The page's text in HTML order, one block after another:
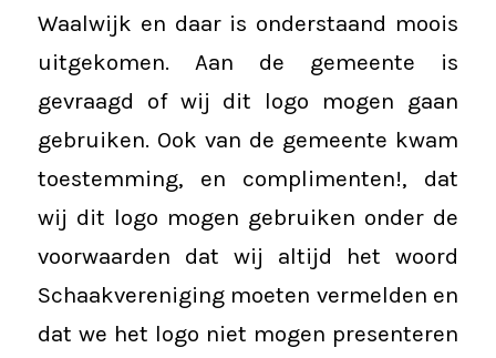
Waalwijk en daar is onderstaand moois
uitgekomen. Aan de gemeente is
gevraagd of wij dit logo mogen gaan
gebruiken. Ook van de gemeente kwam
toestemming, en complimenten!, dat
wij dit logo mogen gebruiken onder de
voorwaarden dat wij altijd het woord
Schaakvereniging moeten vermelden en
dat we het logo niet mogen presenteren